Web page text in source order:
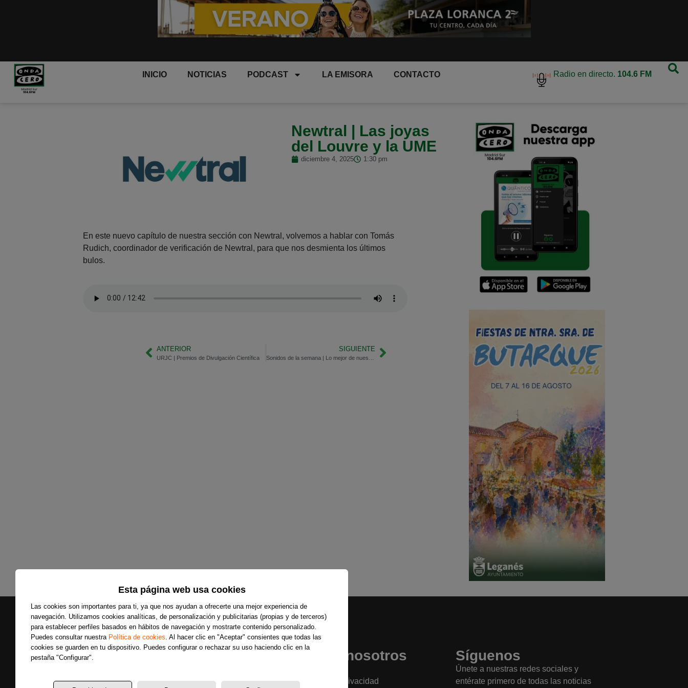
Esta página web usa cookies
Las cookies son importantes para ti, ya que nos ayudan a ofrecerte una mejor experiencia de
navegación. Utilizamos cookies analíticas, de personalización y publicitarias (propias y de terceros)
para establecer perfiles basados en hábitos de navegación y mostrarte contenido personalizado.
Puedes consultar nuestra Política de cookies. Al hacer clic en "Aceptar" consientes que todas las
cookies se guarden en tu dispositivo. Puedes configurar o rechazar su uso haciendo clic en la
pestaña "Configurar".
INICIO NOTICIAS PODCAST LA EMISORA CONTACTO Radio en directo. 104.6 FM
Newtral | Las joyas
del Louvre y la UME
diciembre 4, 2025 1:30 pm
En este nuevo capítulo de nuestra sección con Newtral, volvemos a hablar con Tomás
Rudich, coordinador de verificación de Newtral, para que nos desmienta los últimos
bulos.
ANTERIOR
URJC | Premios de Divulgación Científica
SIGUIENTE
Secciones
Colaboradores
Sobre nosotros
Política de privacidad
Síguenos
Únete a nuestras redes sociales y
entérate primero de todas las noticias